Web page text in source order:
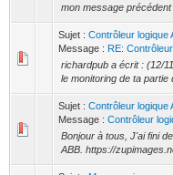
mon message
Sujet : Contrôleur logique
Message : RE:
richardpub a écrit : (12/
le monitoring de ta
Sujet : Contrôleur logique
Message : Contrôleur
Bonjour à tous, J'ai fini
ABB. https://